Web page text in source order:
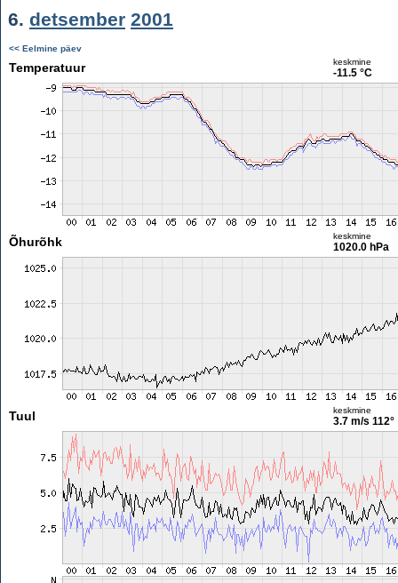
6. detsember 2001
<< Eelmine päev
Temperatuur keskmine
-11.5 °C
Õhurõhk keskmine
1020.0 hPa
Tuul keskmine
3.7 m/s 112°